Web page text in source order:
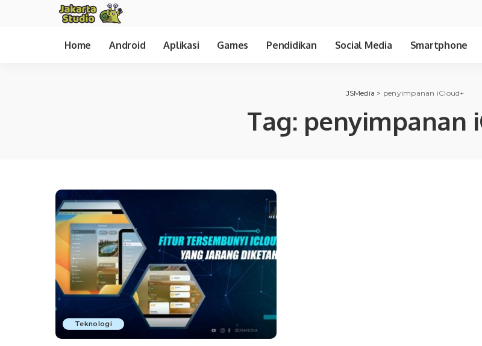
Home Android Aplikasi Games Pendidikan Social Media Smartphone
JSMedia > penyimpanan iCloud+
Tag: penyimpanan
Teknologi